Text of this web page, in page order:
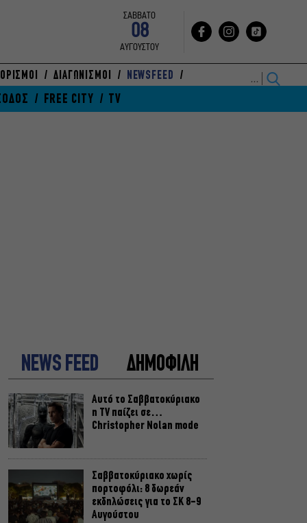
ΣΑΒΒΑΤΟ
08
ΑΥΓΟΥΣΤΟΥ
ΔΙΑΓΩΝΙΣΜΟΙ NEWSFEED
FREE CITY TV
NEWS FEED ΔΗΜΟΦΙΛΗ
Αυτό το Σαββατοκύριακο
η TV παίζει σε…
Christopher Nolan mode
Σαββατοκύριακο χωρίς
πορτοφόλι: 8 δωρεάν
εκδηλώσεις για το ΣΚ 8-9
Αυγούστου